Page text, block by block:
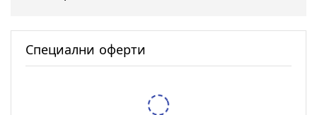
Специални оферти
10,99 лв. 6,14 €